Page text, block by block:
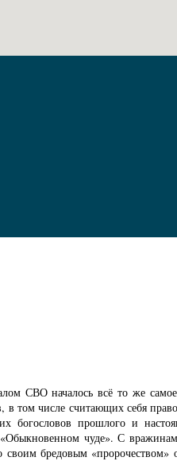
СВО началось всё то же
в том числе считающих себя
богословов прошлого и
«Обыкновенном чуде». С
бредовым